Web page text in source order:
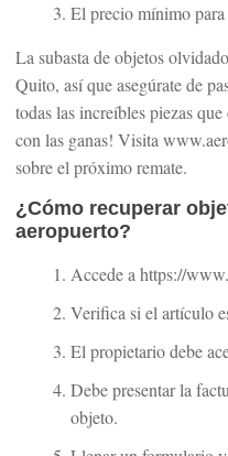
El precio mínimo
La subasta de objetos
Quito, así que asegúrate de
todas las increíbles piezas
con las ganas! Visita
sobre el próximo remate.
¿Cómo recuperar
aeropuerto?
Accede a https://
Verifica si el artículo
El propietario debe
Debe presentar la
objeto.